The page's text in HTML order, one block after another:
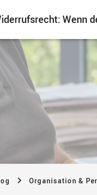
Wenn
Organisation &